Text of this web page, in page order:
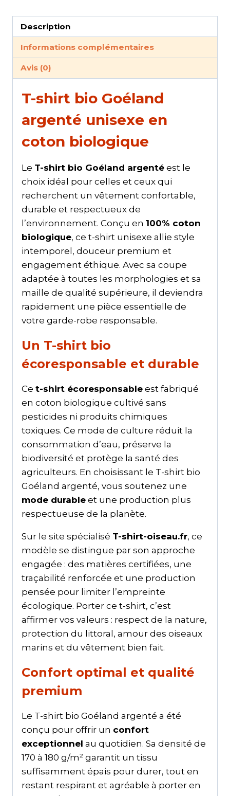
Description
Informations complémentaires
Avis (0)
T-shirt bio Goéland
argenté unisexe en
coton biologique
Le T-shirt bio Goéland argenté est le
choix idéal pour celles et ceux qui
recherchent un vêtement confortable,
durable et respectueux de
l’environnement. Conçu en 100% coton
biologique, ce t-shirt unisexe allie style
intemporel, douceur premium et
engagement éthique. Avec sa coupe
adaptée à toutes les morphologies et sa
maille de qualité supérieure, il deviendra
rapidement une pièce essentielle de
votre garde-robe responsable.
Un T-shirt bio
écoresponsable et durable
Ce t-shirt écoresponsable est fabriqué
en coton biologique cultivé sans
pesticides ni produits chimiques
toxiques. Ce mode de culture réduit la
consommation d’eau, préserve la
biodiversité et protège la santé des
agriculteurs. En choisissant le T-shirt bio
Goéland argenté, vous soutenez une
mode durable et une production plus
respectueuse de la planète.
Sur le site spécialisé T-shirt-oiseau.fr, ce
modèle se distingue par son approche
engagée : des matières certifiées, une
traçabilité renforcée et une production
pensée pour limiter l’empreinte
écologique. Porter ce t-shirt, c’est
affirmer vos valeurs : respect de la nature,
protection du littoral, amour des oiseaux
marins et du vêtement bien fait.
Confort optimal et qualité
premium
Le T-shirt bio Goéland argenté a été
conçu pour offrir un confort
exceptionnel au quotidien. Sa densité de
170 à 180 g/m² garantit un tissu
suffisamment épais pour durer, tout en
restant respirant et agréable à porter en